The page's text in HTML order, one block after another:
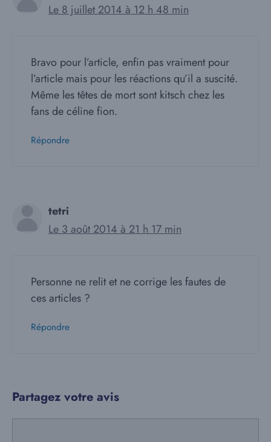
Le 8 juillet 2014 à 12 h 48 min
Bravo pour l’article, enfin pas vraiment pour
l’article mais pour les réactions qu’il a suscité.
Même les têtes de mort sont kitsch chez les
fans de céline fion.
Répondre
tetri
Le 3 août 2014 à 21 h 17 min
Personne ne relit et ne corrige les fautes de
ces articles ?
Répondre
Partagez votre avis